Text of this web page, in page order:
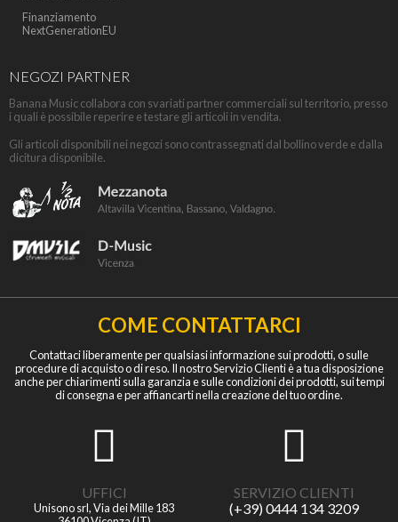
Finanziamento
NextGenerationEU
NEGOZI PARTNER
Banana Music collabora con svariati partner commerciali sul territorio, presso
i quali è possibile reperire e testare gli articoli in vendita.
Gli articoli disponibili nei negozi sono contrassegnati dal bollino verde e dalla
dicitura disponibile.
COME CONTATTARCI
Contattaci liberamente per qualsiasi informazione sui prodotti, o sulle
procedure di acquisto o di reso. Il nostro Servizio Clienti è a tua disposizione
anche per chiarimenti sulla garanzia e sulle condizioni dei prodotti, sui tempi
di consegna e per affiancarti nella creazione del tuo ordine.
UFFICI
Unisono srl, Via dei Mille 183
SERVIZIO CLIENTI
(+39) 0444 134 3209